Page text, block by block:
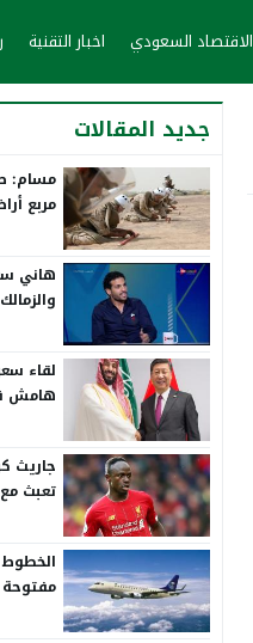
الاقتصاد السعودي اخبار التقنية
جديد المقالات
مربع
هاني
لقاء
هامش
جاريث
تعبث
الخطوط
مفتوحة